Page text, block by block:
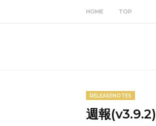
HOME TOP
RELEASENOTES
週報(v3.9.2)